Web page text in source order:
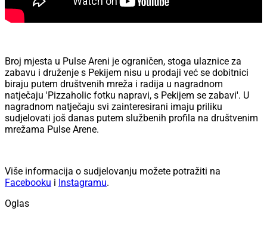
Broj mjesta u Pulse Areni je ograničen, stoga ulaznice za
zabavu i druženje s Pekijem nisu u prodaji već se dobitnici
biraju putem društvenih mreža i radija u nagradnom
natječaju 'Pizzaholic fotku napravi, s Pekijem se zabavi'. U
nagradnom natječaju svi zainteresirani imaju priliku
sudjelovati još danas putem službenih profila na društvenim
mrežama Pulse Arene.
Više informacija o sudjelovanju možete potražiti na
Facebooku i Instagramu.
Oglas